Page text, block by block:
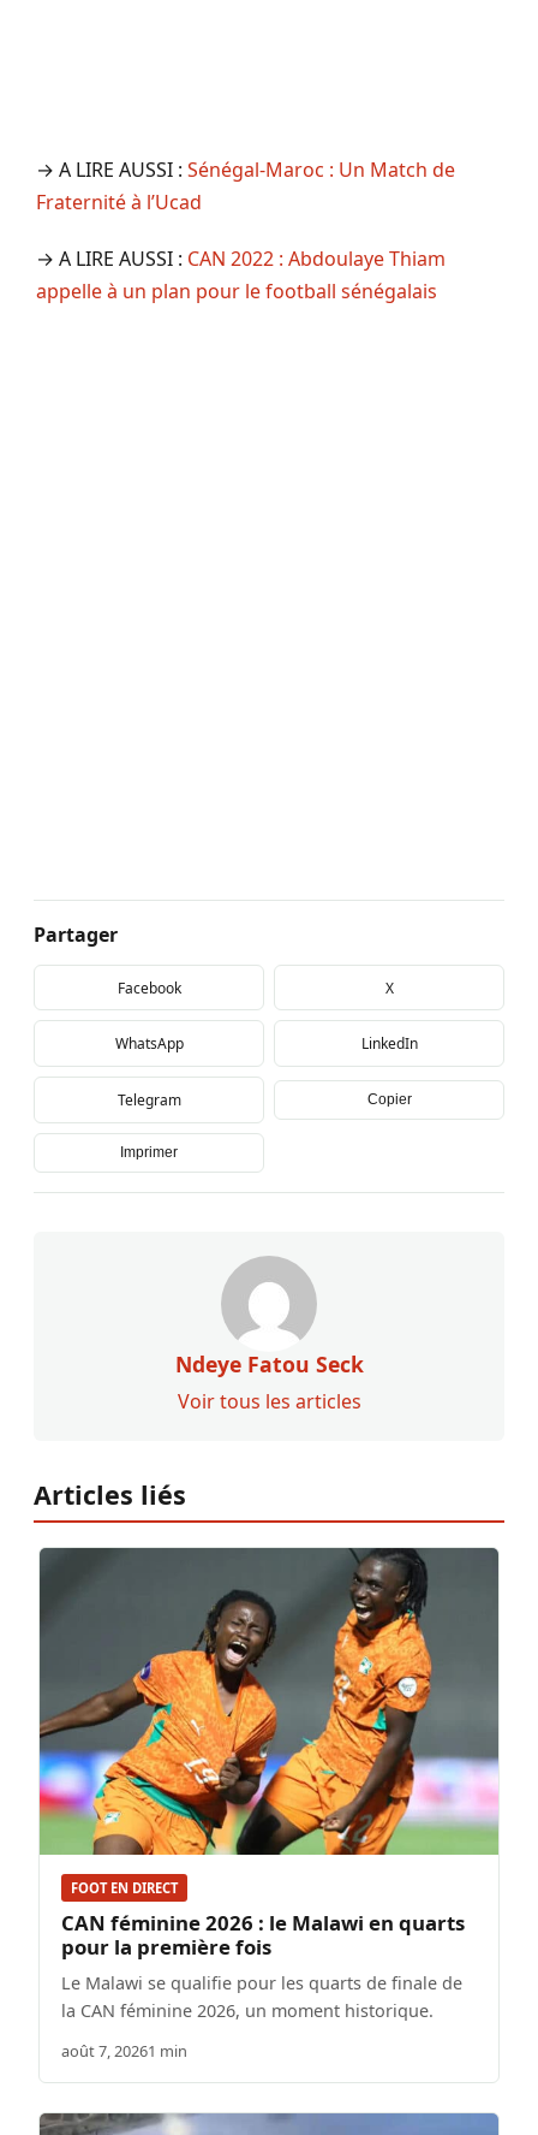
→ A LIRE AUSSI : Sénégal-Maroc : Un Match de
Fraternité à l’Ucad
→ A LIRE AUSSI : CAN 2022 : Abdoulaye Thiam
appelle à un plan pour le football sénégalais
Partager
Facebook X
WhatsApp LinkedIn
Telegram Copier
Imprimer
Ndeye Fatou Seck
Voir tous les articles
Articles liés
FOOT EN DIRECT
CAN féminine 2026 : le Malawi en quarts
pour la première fois
Le Malawi se qualifie pour les quarts de finale de
la CAN féminine 2026, un moment historique.
août 7, 20261 min